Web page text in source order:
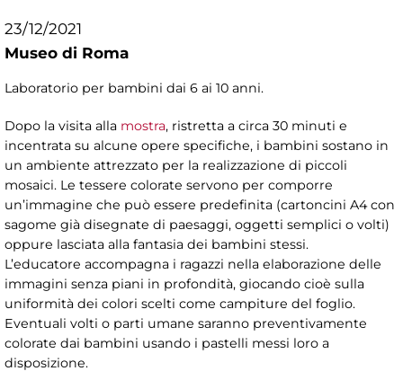
23/12/2021
Museo di Roma
Laboratorio per bambini dai 6 ai 10 anni.
Dopo la visita alla mostra, ristretta a circa 30 minuti e
incentrata su alcune opere specifiche, i bambini sostano in
un ambiente attrezzato per la realizzazione di piccoli
mosaici. Le tessere colorate servono per comporre
un’immagine che può essere predefinita (cartoncini A4 con
sagome già disegnate di paesaggi, oggetti semplici o volti)
oppure lasciata alla fantasia dei bambini stessi.
L’educatore accompagna i ragazzi nella elaborazione delle
immagini senza piani in profondità, giocando cioè sulla
uniformità dei colori scelti come campiture del foglio.
Eventuali volti o parti umane saranno preventivamente
colorate dai bambini usando i pastelli messi loro a
disposizione.